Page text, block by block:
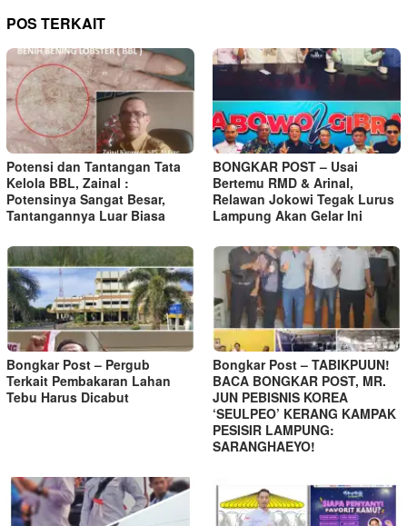
POS TERKAIT
Potensi dan Tantangan Tata
Kelola BBL, Zainal :
Potensinya Sangat Besar,
Tantangannya Luar Biasa
BONGKAR POST – Usai
Bertemu RMD & Arinal,
Relawan Jokowi Tegak Lurus
Lampung Akan Gelar Ini
Bongkar Post – Pergub
Terkait Pembakaran Lahan
Tebu Harus Dicabut
Bongkar Post – TABIKPUUN!
BACA BONGKAR POST, MR.
JUN PEBISNIS KOREA
‘SEULPEO’ KERANG KAMPAK
PESISIR LAMPUNG:
SARANGHAEYO!